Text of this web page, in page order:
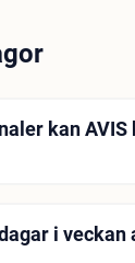
kan AVIS
frågor
på många
i veckan